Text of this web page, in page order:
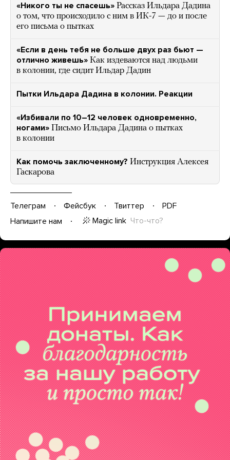
«Никого ты не спасешь» Рассказ Ильдара Дадина
о том, что происходило с ним в ИК-7 — до и после
его письма о пытках
«Если в день тебя не больше двух раз бьют —
отлично живешь» Как издеваются над людьми
в колонии, где сидит Ильдар Дадин
Пытки Ильдара Дадина в колонии. Реакции
«Избивали по 10–12 человек одновременно,
ногами» Письмо Ильдара Дадина о пытках
в колонии
Как помочь заключенному? Инструкция Алексея
Гаскарова
Телеграм Фейсбук Твиттер
PDF
Напишите нам
Magic link Что-что?